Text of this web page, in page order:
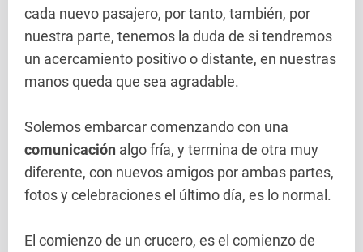
cada nuevo pasajero, por tanto, también, por
nuestra parte, tenemos la duda de si tendremos
un acercamiento positivo o distante, en nuestras
manos queda que sea agradable.
Solemos embarcar comenzando con una
comunicación algo fría, y termina de otra muy
diferente, con nuevos amigos por ambas partes,
fotos y celebraciones el último día, es lo normal.
El comienzo de un crucero, es el comienzo de